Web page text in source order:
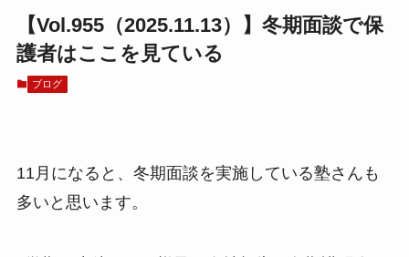
【Vol.955（2025.11.13）】冬期面談で保
護者はここを見ている
ブログ
11月になると、冬期面談を実施している塾さんも
多いと思います。